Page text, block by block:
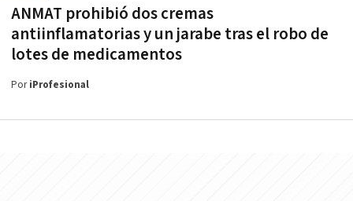
ANMAT prohibió dos cremas
antiinflamatorias y un jarabe tras el robo de
lotes de medicamentos
PoriProfesional